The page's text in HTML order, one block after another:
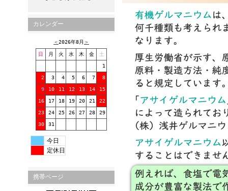
カレンダー
＜2026年8月 ＞
日 月 火 水 木 金 土
1
2 3 4 5 6 7 8
9 10 11 12 13 14 15
16 17 18 19 20 21 22
23 24 25 26 27 28 29
30 31
今日
定休日
携帯ページ